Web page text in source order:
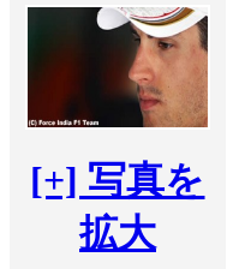
[+] 写真を
拡大